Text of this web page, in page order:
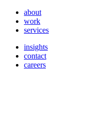
about
work
services
insights
contact
careers